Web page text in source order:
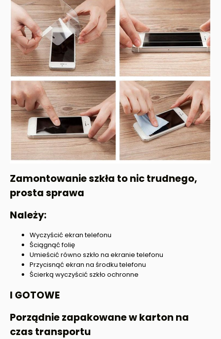
Zamontowanie szkła to nic trudnego,
prosta sprawa
Należy:
Wyczyścić ekran telefonu
Ściągnąć folię
Umieścić równo szkło na ekranie telefonu
Przycisnąć ekran na środku telefonu
Ścierką wyczyścić szkło ochronne
I GOTOWE
Porządnie zapakowane w karton na
czas transportu